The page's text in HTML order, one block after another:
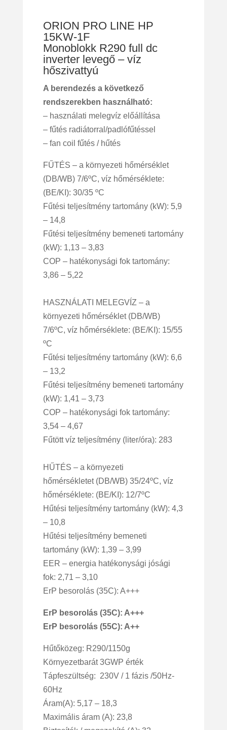
ORION PRO LINE HP
15KW-1F
Monoblokk R290 full dc
inverter levegő – víz
hőszivattyú
A berendezés a következő
rendszerekben használható:
– használati melegvíz előállítása
– fűtés radiátorral/padlófűtéssel
– fan coil fűtés / hűtés
FŰTÉS – a környezeti hőmérséklet
(DB/WB) 7/6ºC, víz hőmérséklete:
(BE/KI): 30/35 ºC
Fűtési teljesítmény tartomány (kW): 5,9
– 14,8
Fűtési teljesítmény bemeneti tartomány
(kW): 1,13 – 3,83
COP – hatékonysági fok tartomány:
3,86 – 5,22
HASZNÁLATI MELEGVÍZ – a
környezeti hőmérséklet (DB/WB)
7/6ºC, víz hőmérséklete: (BE/KI): 15/55
ºC
Fűtési teljesítmény tartomány (kW): 6,6
– 13,2
Fűtési teljesítmény bemeneti tartomány
(kW): 1,41 – 3,73
COP – hatékonysági fok tartomány:
3,54 – 4,67
Fűtött víz teljesítmény (liter/óra): 283
HŰTÉS – a környezeti
hőmérsékletet (DB/WB) 35/24ºC, víz
hőmérséklete: (BE/KI): 12/7ºC
Hűtési teljesítmény tartomány (kW): 4,3
– 10,8
Hűtési teljesítmény bemeneti
tartomány (kW): 1,39 – 3,99
EER – energia hatékonysági jósági
fok: 2,71 – 3,10
ErP besorolás (35C): A+++
ErP besorolás (35C): A+++
ErP besorolás (55C): A++
Hűtőközeg: R290/1150g
Környezetbarát 3GWP érték
Tápfeszültség: 230V / 1 fázis /50Hz-
60Hz
Áram(A): 5,17 – 18,3
Maximális áram (A): 23,8